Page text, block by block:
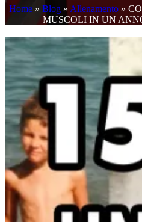
Home » Blog » Allenamento »
MUSCOLI IN UN